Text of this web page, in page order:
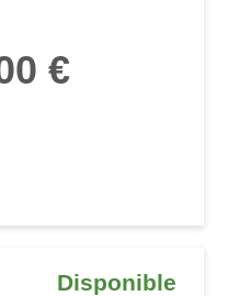
€
Disponible